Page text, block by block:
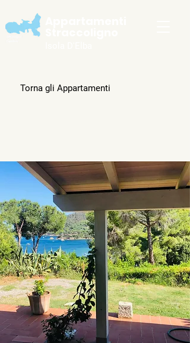
Torna gli Appartamenti